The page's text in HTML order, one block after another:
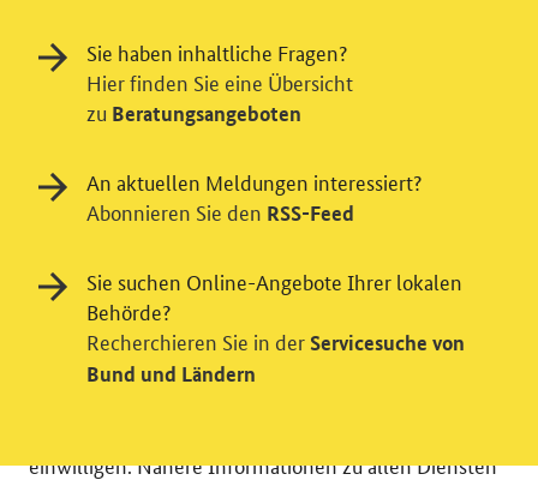
Einwilligung in Tracking und / oder
Wir bitten Sie an dieser Stelle um Ihre Einwilligung für
verschiedene Zusatzdienste unserer Webseite: Wir
möchten die Nutzeraktivität mit Hilfe
datenschutzfreundlicher Statistiken verstehen, um
einwilligen. Nähere Informationen zu allen Diensten
Sie haben inhaltliche Fragen?
Hier finden Sie eine Übersicht
zu Beratungsangeboten
An aktuellen Meldungen interessiert?
Abonnieren Sie den RSS-Feed
Sie suchen Online-Angebote Ihrer lokalen
Behörde?
Recherchieren Sie in der Servicesuche von
Bund und Ländern